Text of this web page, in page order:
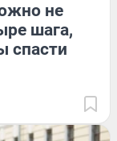
не
шага,
спасти